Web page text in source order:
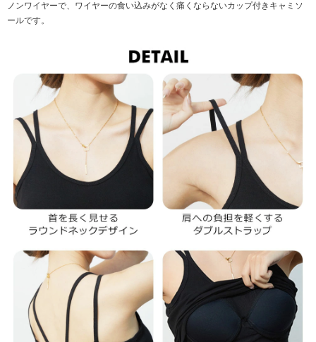
ノンワイヤーで、ワイヤーの食い込みがなく痛くならないカップ付きキャミソ
ールです。